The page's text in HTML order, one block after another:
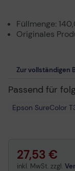
Füllmenge:
Originales
Zur vollständigen
Passend für
Epson SureColor
27,53 €
inkl. MwSt. zzgl.